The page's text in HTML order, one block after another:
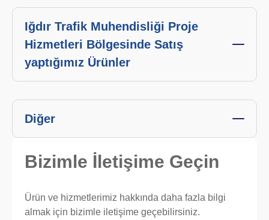
Iğdır Trafik Muhendisliği Proje
Hizmetleri Bölgesinde Satış
yaptığımız Ürünler
Diğer
Bizimle İletişime Geçin
Ürün ve hizmetlerimiz hakkında daha fazla bilgi
almak için bizimle iletişime geçebilirsiniz.